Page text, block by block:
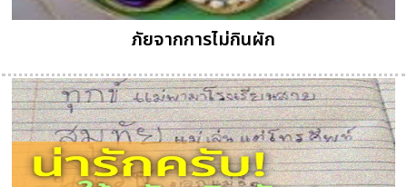
ภัยจากการไม่กินผัก